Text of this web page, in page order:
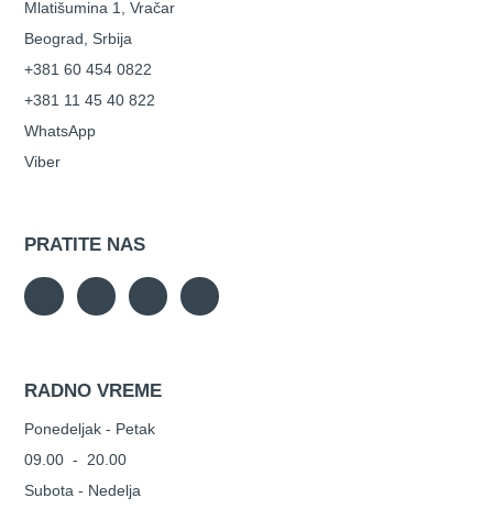
Mlatišumina 1, Vračar
Beograd, Srbija
+381 60 454 0822
+381 11 45 40 822
WhatsApp
Viber
PRATITE NAS
RADNO VREME
Ponedeljak - Petak
09.00 - 20.00
Subota - Nedelja